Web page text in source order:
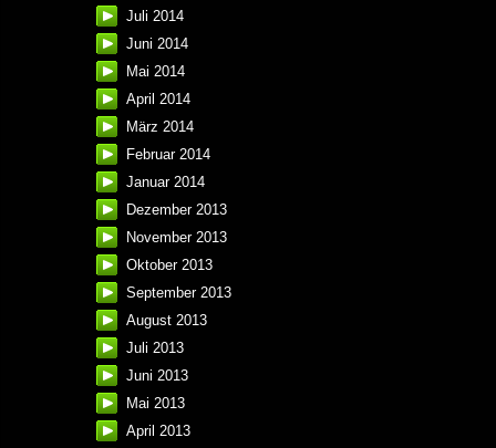
Juli 2014
Juni 2014
Mai 2014
April 2014
März 2014
Februar 2014
Januar 2014
Dezember 2013
November 2013
Oktober 2013
September 2013
August 2013
Juli 2013
Juni 2013
Mai 2013
April 2013